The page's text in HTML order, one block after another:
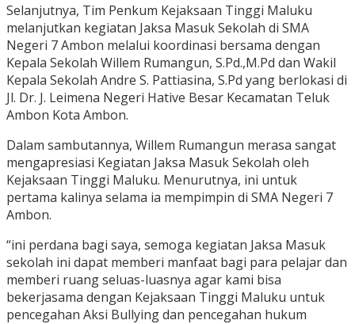
Selanjutnya, Tim Penkum Kejaksaan Tinggi Maluku
melanjutkan kegiatan Jaksa Masuk Sekolah di SMA
Negeri 7 Ambon melalui koordinasi bersama dengan
Kepala Sekolah Willem Rumangun, S.Pd.,M.Pd dan Wakil
Kepala Sekolah Andre S. Pattiasina, S.Pd yang berlokasi di
Jl. Dr. J. Leimena Negeri Hative Besar Kecamatan Teluk
Ambon Kota Ambon.
Dalam sambutannya, Willem Rumangun merasa sangat
mengapresiasi Kegiatan Jaksa Masuk Sekolah oleh
Kejaksaan Tinggi Maluku. Menurutnya, ini untuk
pertama kalinya selama ia mempimpin di SMA Negeri 7
Ambon.
“ini perdana bagi saya, semoga kegiatan Jaksa Masuk
sekolah ini dapat memberi manfaat bagi para pelajar dan
memberi ruang seluas-luasnya agar kami bisa
bekerjasama dengan Kejaksaan Tinggi Maluku untuk
pencegahan Aksi Bullying dan pencegahan hukum